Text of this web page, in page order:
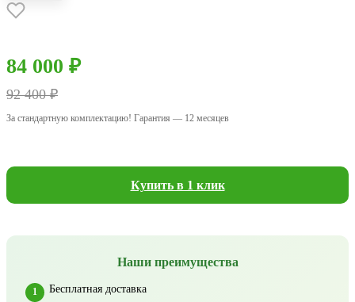
84 000 ₽
92 400 ₽
За стандартную комплектацию! Гарантия — 12 месяцев
Купить в 1 клик
Наши преимущества
Бесплатная доставка